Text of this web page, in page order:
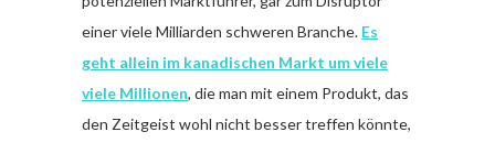
einer viele Milliarden schweren Branche. Es
geht allein im kanadischen Markt um viele
viele Millionen, die man mit einem Produkt, das
den Zeitgeist wohl nicht besser treffen könnte,